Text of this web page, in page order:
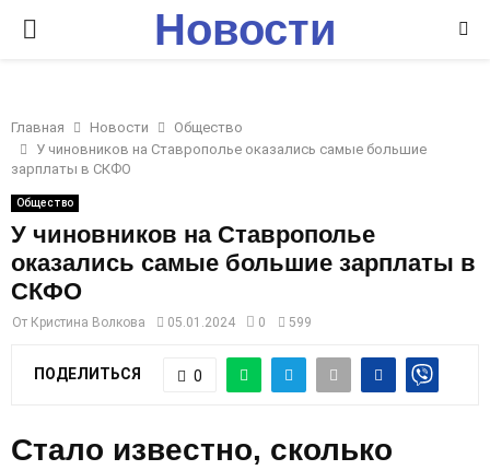
P
I
M
A
R
Y
M
Новости
Главная Новости
Общество
У чиновников на Ставрополье оказались самые большие
зарплаты в СКФО
Общество
У чиновников на Ставрополье
оказались самые большие зарплаты в
СКФО
От Кристина Волкова 05.01.2024 0 599
ПОДЕЛИТЬСЯ 0
Стало известно, сколько